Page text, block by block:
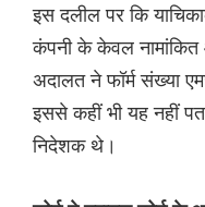
इस दलील पर कि
कंपनी के केवल नामांकित
अदालत ने फॉर्म संख्या
इससे कहीं भी यह नहीं
निदेशक थे।